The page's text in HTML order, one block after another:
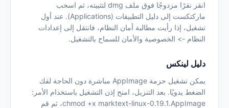
انقر نقرًا مزدوجًا فوق ملف dmg لتثبيته، ثم اسحب
ماركتكست إلى دليل التطبيقات (Applications). عند أول
تشغيل، إذا رأيت مطالبة أمان النظام، فانتقل إلى إعدادات
النظام -> الخصوصية والأمان للسماح بالتشغيل.
دليل لينكس
يمكن تشغيل حزمة AppImage مباشرة دون الحاجة لفك
الضغط يدويًا. بعد التنزيل، امنح إذن التشغيل باستخدام الأمر:
chmod +x marktext-linux-0.19.1.AppImage، ثم قم